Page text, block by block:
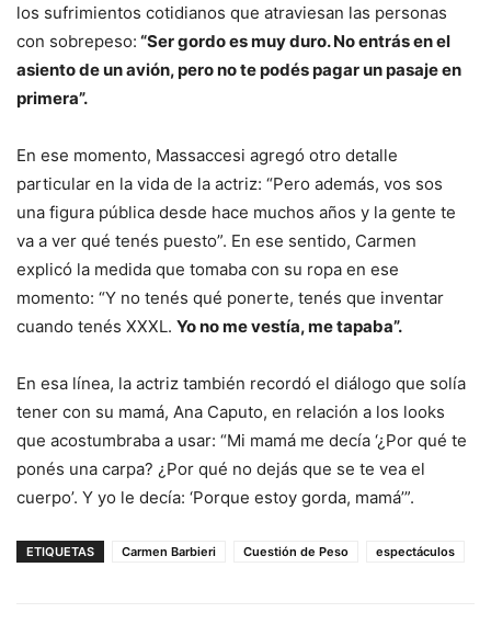
los sufrimientos cotidianos que atraviesan las personas
con sobrepeso: “Ser gordo es muy duro. No entrás en el
asiento de un avión, pero no te podés pagar un pasaje en
primera”.
En ese momento, Massaccesi agregó otro detalle
particular en la vida de la actriz: “Pero además, vos sos
una figura pública desde hace muchos años y la gente te
va a ver qué tenés puesto”. En ese sentido, Carmen
explicó la medida que tomaba con su ropa en ese
momento: “Y no tenés qué ponerte, tenés que inventar
cuando tenés XXXL. Yo no me vestía, me tapaba”.
En esa línea, la actriz también recordó el diálogo que solía
tener con su mamá, Ana Caputo, en relación a los looks
que acostumbraba a usar: “Mi mamá me decía ‘¿Por qué te
ponés una carpa? ¿Por qué no dejás que se te vea el
cuerpo’. Y yo le decía: ‘Porque estoy gorda, mamá’”.
ETIQUETAS Carmen Barbieri Cuestión de Peso espectáculos